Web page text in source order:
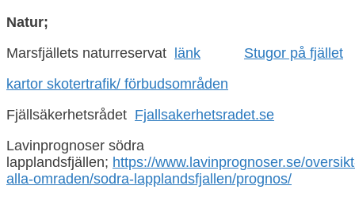
Natur;
Marsfjällets naturreservat länk
Stugor på fjället
kartor skotertrafik/ förbudsområden
Fjällsäkerhetsrådet Fjallsakerhetsradet.se
Lavinprognoser södra
lapplandsfjällen; https://www.lavinprognoser.se/
alla-omraden/sodra-lapplandsfjallen/prognos/